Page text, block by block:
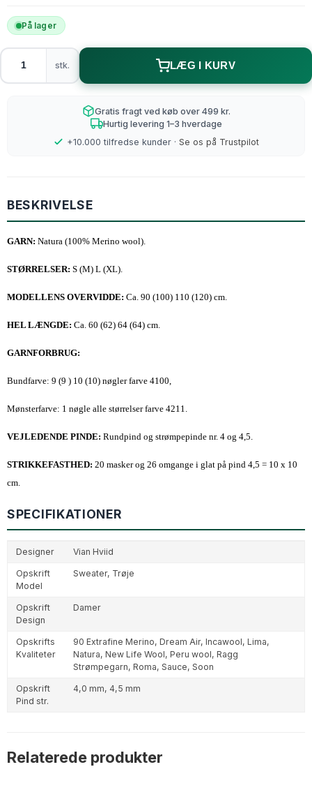
På lager
stk. LÆG I KURV
Gratis fragt ved køb over 499 kr.
Hurtig levering 1–3 hverdage
+10.000 tilfredse kunder · Se os på Trustpilot
BESKRIVELSE
GARN: Natura (100% Merino wool).
STØRRELSER: S (M) L (XL).
MODELLENS OVERVIDDE: Ca. 90 (100) 110 (120) cm.
HEL LÆNGDE: Ca. 60 (62) 64 (64) cm.
GARNFORBRUG:
Bundfarve: 9 (9 ) 10 (10) nøgler farve 4100,
Mønsterfarve: 1 nøgle alle størrelser farve 4211.
VEJLEDENDE PINDE: Rundpind og strømpepinde nr. 4 og 4,5.
STRIKKEFASTHED: 20 masker og 26 omgange i glat på pind 4,5 = 10 x 10
cm.
SPECIFIKATIONER
Designer Vian Hviid
Opskrift
Model
Sweater, Trøje
Opskrift
Design
Damer
Opskrifts
Kvaliteter
90 Extrafine Merino,Dream Air,Incawool,Lima,
Natura,New Life Wool,Peru wool,Ragg
Strømpegarn,Roma,Sauce,Soon
Opskrift
Pind str.
4,0 mm,4,5 mm
Relaterede produkter